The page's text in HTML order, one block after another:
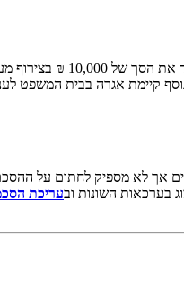
חשוב לומר כי אין מחיר קבוע ואחיד. עו"ד גירושין
בנוסף קיימת אגרה בבית המשפט
אך לא מספיק לחתום על
בערכאות השונות ובעריכת